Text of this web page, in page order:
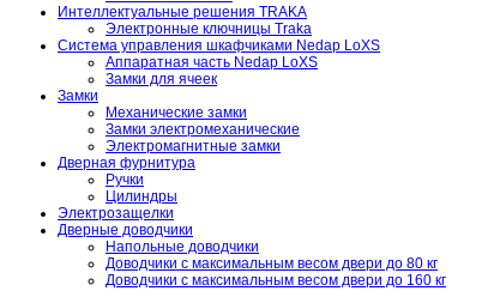
Интеллектуальные решения TRAKA
Электронные ключницы Traka
Система управления шкафчиками Nedap LoXS
Аппаратная часть Nedap LoXS
Замки для ячеек
Замки
Механические замки
Замки электромеханические
Электромагнитные замки
Дверная фурнитура
Ручки
Цилиндры
Электрозащелки
Дверные доводчики
Напольные доводчики
Доводчики с максимальным весом двери до 80 кг
Доводчики с максимальным весом двери до 160 кг